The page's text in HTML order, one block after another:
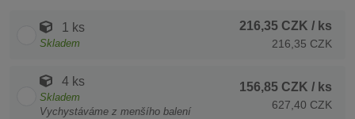
1 ks
Skladem
216,35 CZK / ks
216,35 CZK
4 ks
Skladem
Vychystáváme z menšího balení
156,85 CZK / ks
627,40 CZK